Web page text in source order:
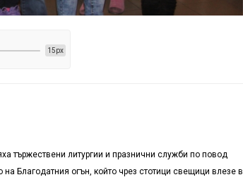
15px
тържествени литургии и празнични служби по повод
Благодатния огън, който чрез стотици свещици влезе в